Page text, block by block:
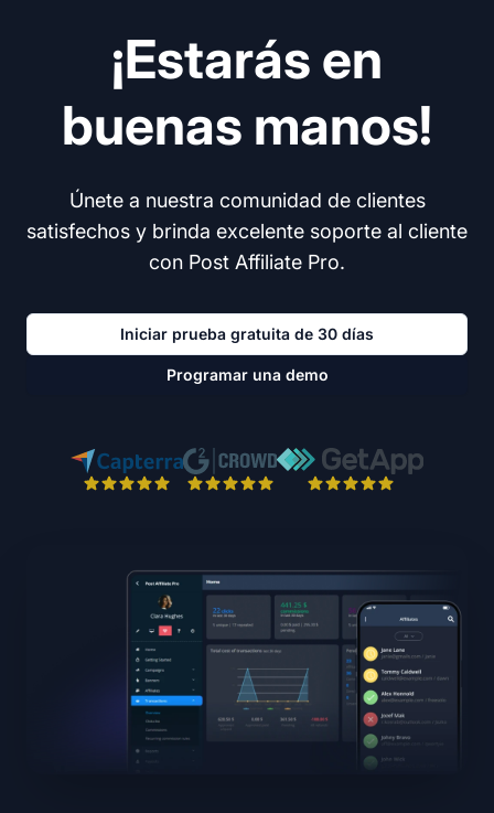
¡Estarás en
buenas manos!
Únete a nuestra comunidad de clientes
satisfechos y brinda excelente soporte al cliente
con Post Affiliate Pro.
Iniciar prueba gratuita de 30 días
Programar una demo